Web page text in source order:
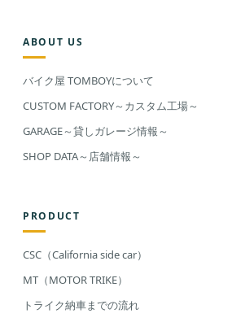
ABOUT US
バイク屋 TOMBOYについて
CUSTOM FACTORY～カスタム工場～
GARAGE～貸しガレージ情報～
SHOP DATA～店舗情報～
PRODUCT
CSC（California side car）
MT（MOTOR TRIKE）
トライク納車までの流れ